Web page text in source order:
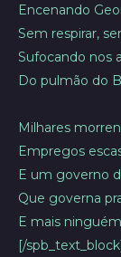
Encenando
Sem respirar,
Sufocando nos
Do pulmão do
Milhares
Empregos
E um governo
Que governa
E mais
[/